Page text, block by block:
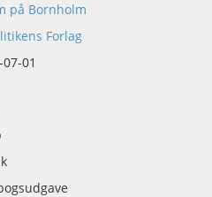
på Bornholm
Forlag
01